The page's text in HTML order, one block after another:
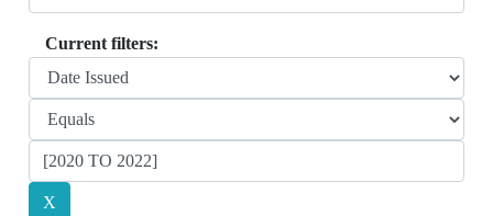
Current filters: